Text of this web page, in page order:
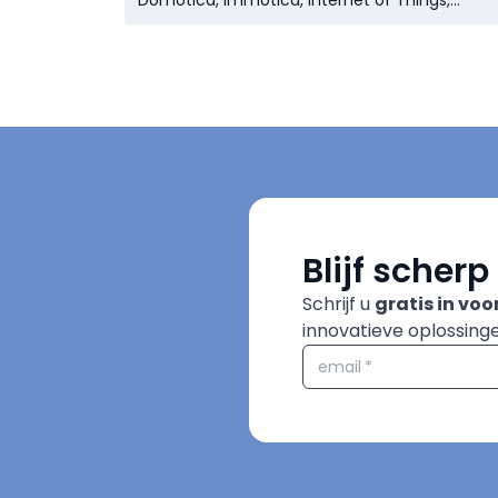
Blijf
Schrijf u gratis in
innovatieve
email *